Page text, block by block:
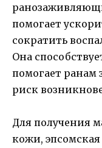
помогает
сократить
Она
помогает ранам
риск
Для получения
кожи, эпсомская